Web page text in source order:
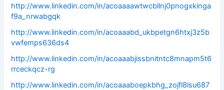
http://www.linkedin.com/in/acoaaaawtwcbllnj0pnogxkinga
f9a_nrwabgqk
http://www.linkedin.com/in/acoaaabd_ukbpetgn6htxj3z5b
vwfemps636ds4
http://www.linkedin.com/in/acoaaabjissbnitntc8mnapm5t6
rrceckqcz-rg
http://www.linkedin.com/in/acoaaaboepkbhg_zojfl8lsu687